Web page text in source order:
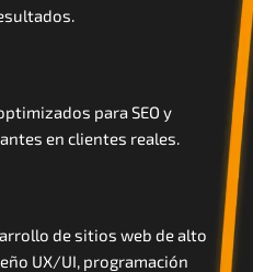
para SEO y
en clientes reales.
de sitios web de alto
UX/UI, programación